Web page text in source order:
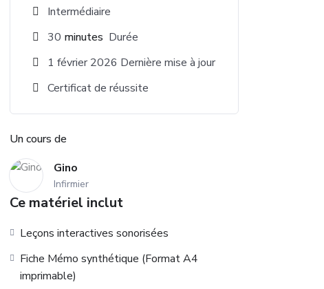
Intermédiaire
30 minutes Durée
1 février 2026 Dernière mise à jour
Certificat de réussite
Un cours de
Gino
Infirmier
Ce matériel inclut
Leçons interactives sonorisées
Fiche Mémo synthétique (Format A4
imprimable)